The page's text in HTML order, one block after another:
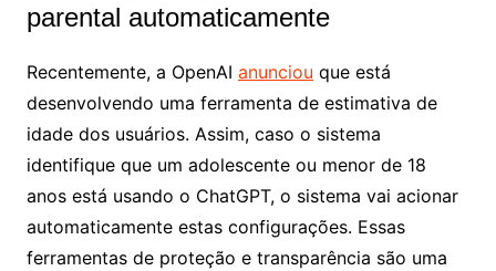
parental automaticamente
Recentemente, a OpenAI anunciou que está
desenvolvendo uma ferramenta de estimativa de
idade dos usuários. Assim, caso o sistema
identifique que um adolescente ou menor de 18
anos está usando o ChatGPT, o sistema vai acionar
automaticamente estas configurações. Essas
ferramentas de proteção e transparência são uma